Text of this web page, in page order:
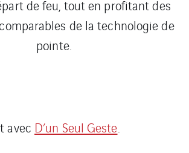
de feu, tout en profitant des
de la technologie de
pointe.
avec D’un Seul Geste.